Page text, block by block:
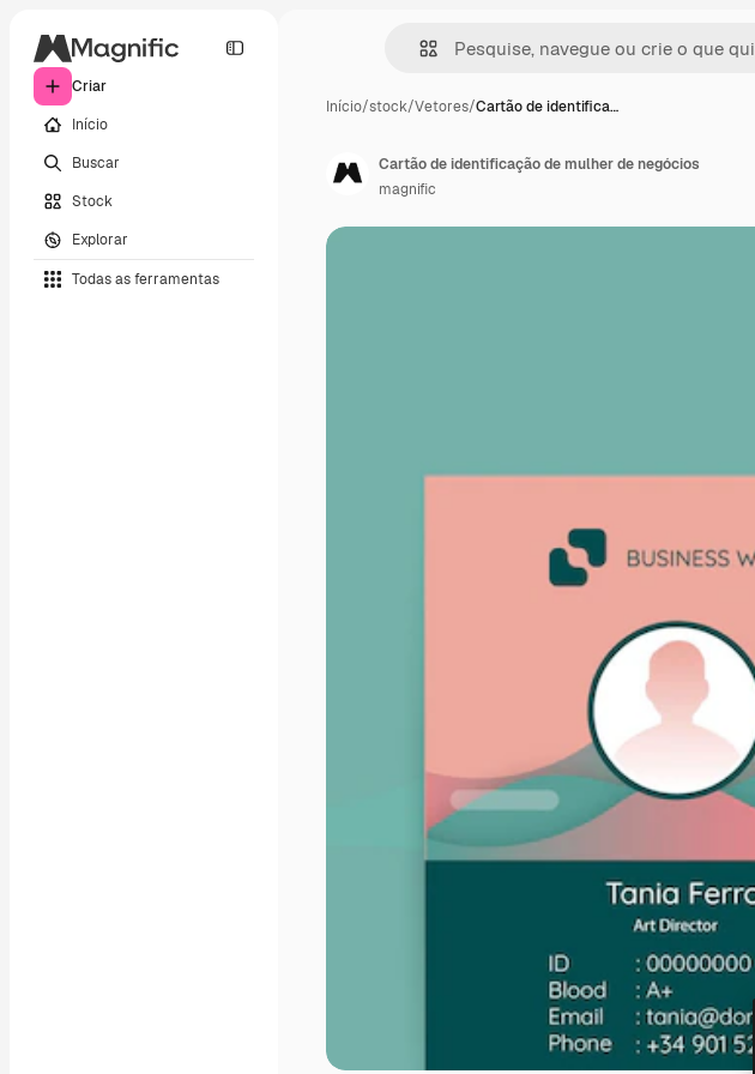
Criar
Início
Buscar
Stock
Explorar
Todas as ferramentas
Início/stock/Vetores/Cartão de identifica…
Cartão de identificação de mulher de negócios
magnific